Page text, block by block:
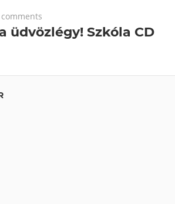
üdvözlégy! Szkóla CD